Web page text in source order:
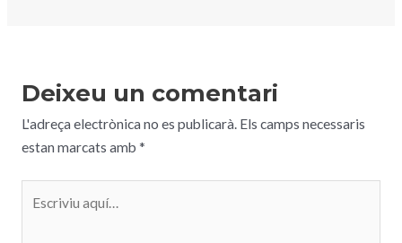
Deixeu un comentari
L'adreça electrònica no es publicarà. Els camps necessaris
estan marcats amb *